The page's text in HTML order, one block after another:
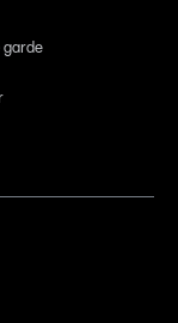
garde